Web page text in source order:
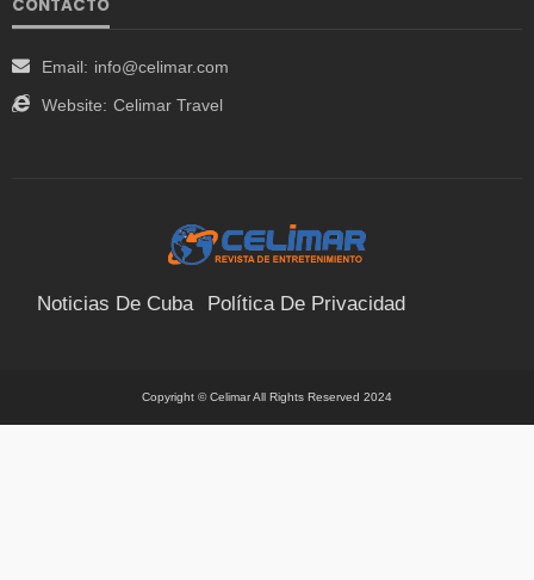
CONTACTO
Email: info@celimar.com
Website: Celimar Travel
Noticias De Cuba Política De Privacidad
Copyright © Celimar All Rights Reserved 2024